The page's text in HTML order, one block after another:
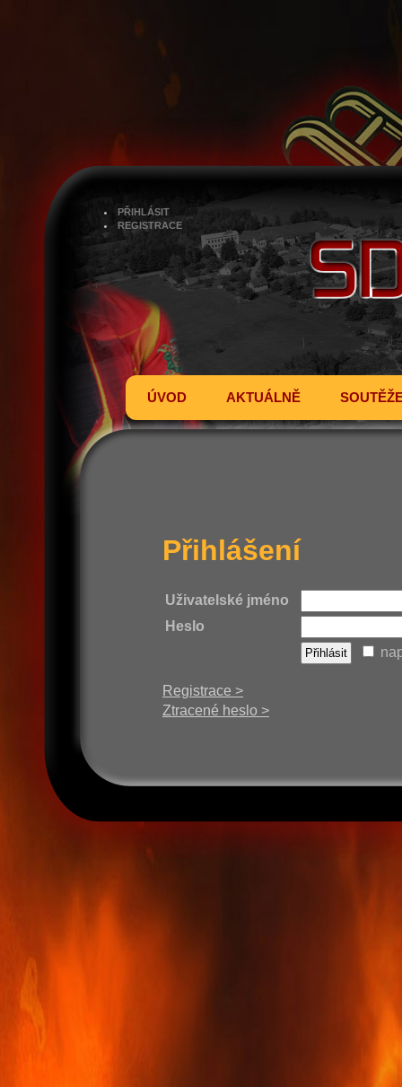
PŘIHLÁSIT
REGISTRACE
ÚVOD AKTUÁLNĚ
Přihlášení
Uživatelské jméno
Heslo
Registrace >
Ztracené heslo >